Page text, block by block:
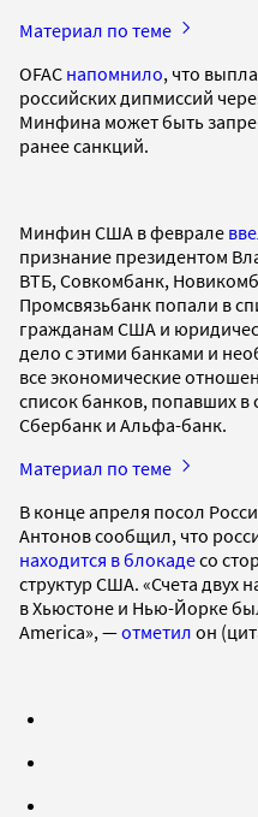
Материал по теме
OFAC напомнило, что
российских дипмиссий
Минфина может быть
ранее санкций.
Минфин США в феврале
признание президентом
ВТБ, Совкомбанк,
Промсвязьбанк попали в
гражданам США и
дело с этими банками и
все экономические
список банков, попавших в
Сбербанк и Альфа-банк.
Материал по теме
В конце апреля посол
Антонов сообщил, что
находится в блокадесо
структур США. «Счета двух
в Хьюстоне и Нью-Йорке
America», —отметил он